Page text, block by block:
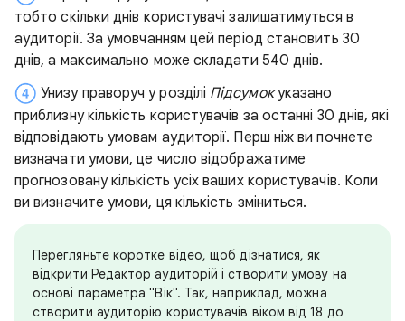
тобто скільки днів користувачі залишатимуться в
аудиторії. За умовчанням цей період становить 30
днів, а максимально може складати 540 днів.
Унизу праворуч у розділі Підсумокуказано
приблизну кількість користувачів за останні 30 днів, які
відповідають умовам аудиторії. Перш ніж ви почнете
визначати умови, це число відображатиме
прогнозовану кількість усіх ваших користувачів. Коли
ви визначите умови, ця кількість зміниться.
Перегляньте коротке відео, щоб дізнатися, як
відкрити Редактор аудиторій і створити умову на
основі параметра "Вік". Так, наприклад, можна
створити аудиторію користувачів віком від 18 до